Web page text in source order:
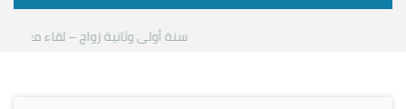
سنة أولى وثانية زواج – لقاء مع